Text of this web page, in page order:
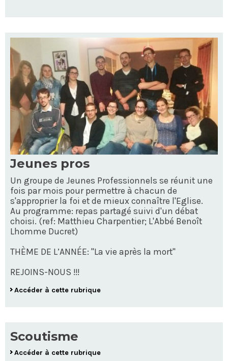
Jeunes pros
Un groupe de Jeunes Professionnels se réunit une
fois par mois pour permettre à chacun de
s'approprier la foi et de mieux connaître l'Eglise.
Au programme: repas partagé suivi d'un débat
choisi. (ref: Matthieu Charpentier; L'Abbé Benoît
Lhomme Ducret)
THÈME DE L’ANNÉE: "La vie après la mort"
REJOINS-NOUS !!!
Accéder à cette rubrique
Scoutisme
Accéder à cette rubrique